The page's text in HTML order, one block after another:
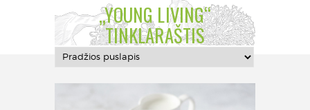
„YOUNG LIVING“
TINKLARAŠTIS